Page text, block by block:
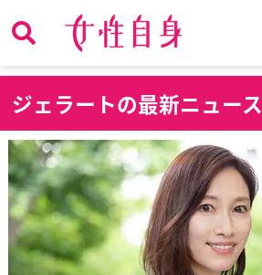
ジェラートの最新ニュース